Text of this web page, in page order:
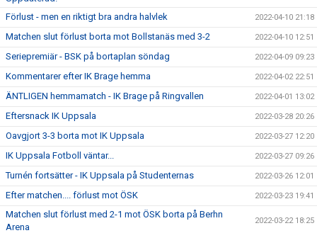
Förlust - men en riktigt bra andra halvlek 2022-04-10 21:18
Matchen slut förlust borta mot Bollstanäs med 3-2 2022-04-10 12:51
Seriepremiär - BSK på bortaplan söndag 2022-04-09 09:23
Kommentarer efter IK Brage hemma 2022-04-02 22:51
ÄNTLIGEN hemmamatch - IK Brage på Ringvallen 2022-04-01 13:02
Eftersnack IK Uppsala 2022-03-28 20:26
Oavgjort 3-3 borta mot IK Uppsala 2022-03-27 12:20
IK Uppsala Fotboll väntar... 2022-03-27 09:26
Turnén fortsätter - IK Uppsala på Studenternas 2022-03-26 12:01
Efter matchen.... förlust mot ÖSK 2022-03-23 19:41
Matchen slut förlust med 2-1 mot ÖSK borta på Berhn
Arena
2022-03-22 18:25